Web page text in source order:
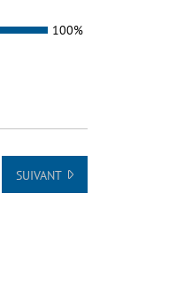
100%
SUIVANT